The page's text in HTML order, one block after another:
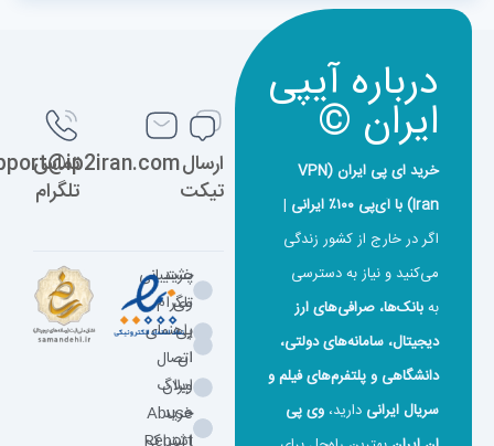
درباره آیپی
ایران ©
خرید ای پی ایران (VPN
|
اگر در خارج از کشور زندگی
می‌کنید و نیاز به دسترسی
بانک‌ها، صرافی‌های ارز
دیجیتال، سامانه‌های دولتی،
دانشگاهی و پلتفرم‌های فیلم و
سریال ایرانیدارید،وی‌ پی‌
ارسال
تیکت
support@ip2iran.com
تماس
تلگرام
خرید
وی
پی
ان
ایران
خرید
پشتیبانی
تلگرام
راهنمای
اتصال
وبلاگ
Abuse